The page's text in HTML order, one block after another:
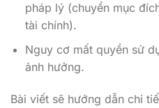
pháp lý (chuyển mục
tài chính).
Nguy cơ mất quyền sử
ảnh hưởng.
Bài viết sẽ hướng dẫn chi